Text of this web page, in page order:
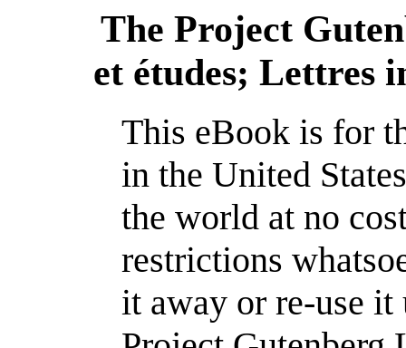
The Project
et études; Lettres
This eBook is for
in the United
the world at no
restrictions
it away or re-use it